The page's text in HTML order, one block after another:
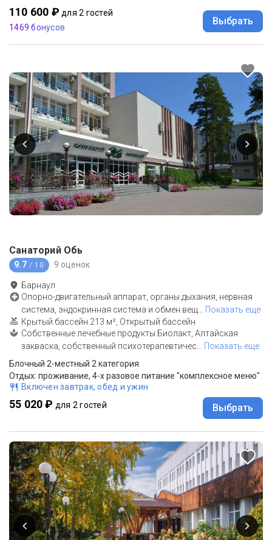
110 600 ₽ для 2 гостей
1469 бонусов
Выбрать
Санаторий Обь
9.7 / 10 9 оценок
Барнаул
Опорно-двигательный аппарат, органы дыхания, нервная
система, эндокринная система и обмен вещ
Показать еще
Крытый бассейн 213 м², Открытый бассейн
Собственные лечебные продукты Биолакт, Алтайская
закваска, собственный психотерапевтичес
Показать еще
Блочный 2-местный 2 категория
Отдых: проживание, 4-х разовое питание "комплексное меню"
Включен завтрак, обед и ужин
55 020 ₽ для 2 гостей Выбрать